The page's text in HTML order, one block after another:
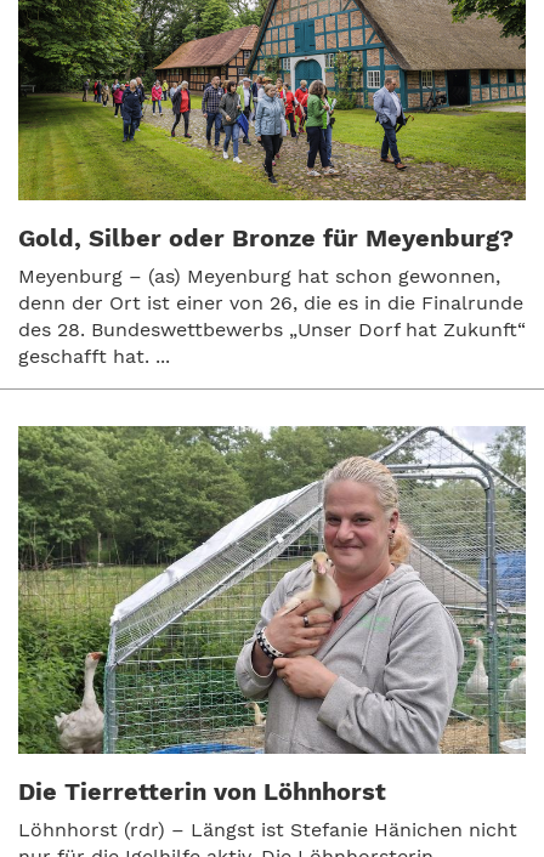
Gold, Silber oder Bronze für Meyenburg?
Meyenburg – (as) Meyenburg hat schon gewonnen,
denn der Ort ist einer von 26, die es in die Finalrunde
des 28. Bundeswettbewerbs „Unser Dorf hat Zukunft“
geschafft hat. ...
Die Tierretterin von Löhnhorst
Löhnhorst (rdr) – Längst ist Stefanie Hänichen nicht